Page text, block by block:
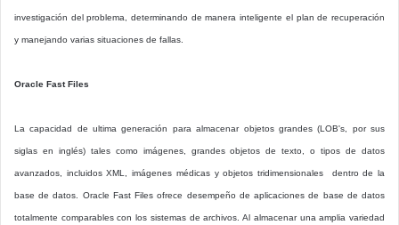
investigación del problema, determinando de manera inteligente el plan de recuperación
y manejando varias situaciones de fallas.
Oracle Fast Files
La capacidad de ultima generación para almacenar objetos grandes (LOB's, por sus
siglas en inglés) tales como imágenes, grandes objetos de texto, o tipos de datos
avanzados, incluidos XML, imágenes médicas y objetos tridimensionales dentro de la
base de datos. Oracle Fast Files ofrece desempeño de aplicaciones de base de datos
totalmente comparables con los sistemas de archivos. Al almacenar una amplia variedad